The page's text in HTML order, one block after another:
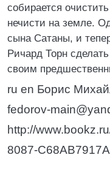
собирается
нечисти на земле.
сына Сатаны, и
Ричард Торн
своим
ru en Борис
fedorov-
http://
8087-